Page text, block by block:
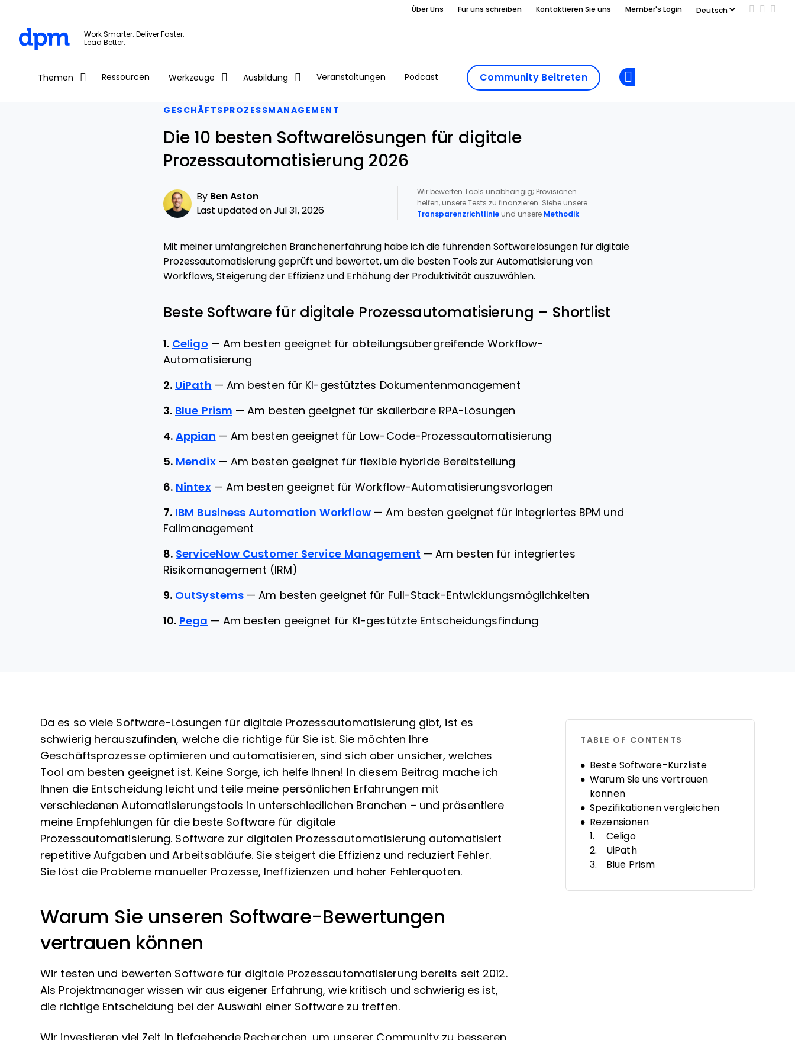
Skip to main content
Über Uns Für uns schreiben Kontaktieren Sie uns Member's Login Add us
Follow
Work Smarter. Deliver Faster.
Lead Better.
Themen Ressourcen Werkzeuge Ausbildung Veranstaltungen Podcast Community Beitreten
GESCHÄFTSPROZESSMANAGEMENT
Die 10 besten Softwarelösungen für digitale
Prozessautomatisierung 2026
By Ben Aston
Last updated on Jul 31, 2026
Wir bewerten Tools unabhängig; Provisionen
helfen, unsere Tests zu finanzieren. Siehe unsere
Transparenzrichtlinieund unsere Methodik.
Mit meiner umfangreichen Branchenerfahrung habe ich die führenden Softwarelösungen für digitale
Prozessautomatisierung geprüft und bewertet, um die besten Tools zur Automatisierung von
Workflows, Steigerung der Effizienz und Erhöhung der Produktivität auszuwählen.
Beste Software für digitale Prozessautomatisierung – Shortlist
1. Celigo — Am besten geeignet für abteilungsübergreifende Workflow-
Automatisierung
2. UiPath — Am besten für KI-gestütztes Dokumentenmanagement
3. Blue Prism —Am besten geeignet für skalierbare RPA-Lösungen
4. Appian — Am besten geeignet für Low-Code-Prozessautomatisierung
5. Mendix — Am besten geeignet für flexible hybride Bereitstellung
6. Nintex — Am besten geeignet für Workflow-Automatisierungsvorlagen
7. IBM Business Automation Workflow —Am besten geeignet für integriertes BPM und
Fallmanagement
8. ServiceNow Customer Service Management —Am besten für integriertes
Risikomanagement (IRM)
9. OutSystems —Am besten geeignet für Full-Stack-Entwicklungsmöglichkeiten
10. Pega — Am besten geeignet für KI-gestützte Entscheidungsfindung
Da es so viele Software-Lösungen für digitale Prozessautomatisierung gibt, ist es
schwierig herauszufinden, welche die richtige für Sie ist. Sie möchten Ihre
Geschäftsprozesse optimieren und automatisieren, sind sich aber unsicher, welches
Tool am besten geeignet ist. Keine Sorge, ich helfe Ihnen! In diesem Beitrag mache ich
Ihnen die Entscheidung leicht und teile meine persönlichen Erfahrungen mit
verschiedenen Automatisierungstools in unterschiedlichen Branchen – und präsentiere
meine Empfehlungen für die beste Software für digitale
Prozessautomatisierung. Software zur digitalen Prozessautomatisierung automatisiert
repetitive Aufgaben und Arbeitsabläufe. Sie steigert die Effizienz und reduziert Fehler.
Sie löst die Probleme manueller Prozesse, Ineffizienzen und hoher Fehlerquoten.
Warum Sie unseren Software-Bewertungen
vertrauen können
Wir testen und bewerten Software für digitale Prozessautomatisierung bereits seit 2012.
Als Projektmanager wissen wir aus eigener Erfahrung, wie kritisch und schwierig es ist,
die richtige Entscheidung bei der Auswahl einer Software zu treffen.
Wir investieren viel Zeit in tiefgehende Recherchen, um unserer Community zu besseren
TABLE OF CONTENTS
Beste Software-Kurzliste
Warum Sie uns vertrauen
können
Spezifikationen vergleichen
Rezensionen
Celigo
UiPath
Blue Prism
Mendix